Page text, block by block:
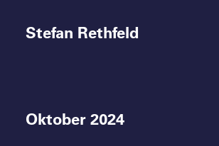
Stefan Rethfeld
Termine
Oktober 2024